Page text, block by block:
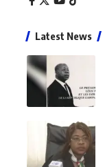
Latest News